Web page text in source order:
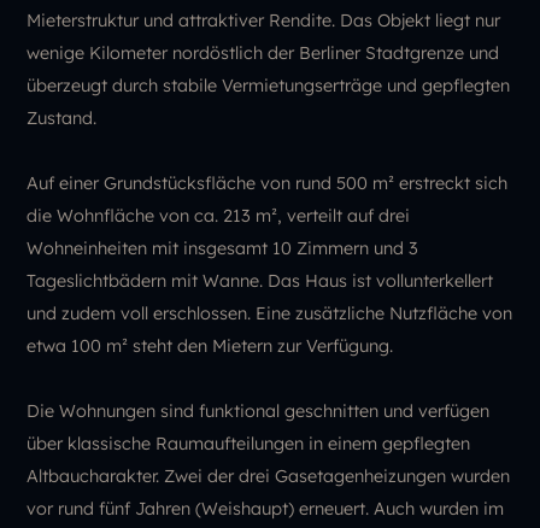
Mieterstruktur und attraktiver Rendite. Das Objekt liegt nur
wenige Kilometer nordöstlich der Berliner Stadtgrenze und
überzeugt durch stabile Vermietungserträge und gepflegten
Zustand.
Auf einer Grundstücksfläche von rund 500 m² erstreckt sich
die Wohnfläche von ca. 213 m², verteilt auf drei
Wohneinheiten mit insgesamt 10 Zimmern und 3
Tageslichtbädern mit Wanne. Das Haus ist vollunterkellert
und zudem voll erschlossen. Eine zusätzliche Nutzfläche von
etwa 100 m² steht den Mietern zur Verfügung.
Die Wohnungen sind funktional geschnitten und verfügen
über klassische Raumaufteilungen in einem gepflegten
Altbaucharakter. Zwei der drei Gasetagenheizungen wurden
vor rund fünf Jahren (Weishaupt) erneuert. Auch wurden im